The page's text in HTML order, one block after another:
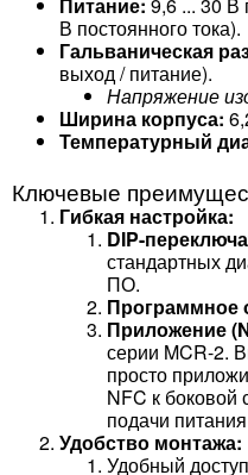
В постоянного тока).
Гальваническая
выход / питание).
Напряжение
Ширина корпуса:
Температурный
Ключевые
Гибкая настройка:
DIP-
стандартных
ПО.
Программное
Приложение
серии MCR-2.
просто
NFC к боковой
подачи
Удобство монтажа:
Удобный